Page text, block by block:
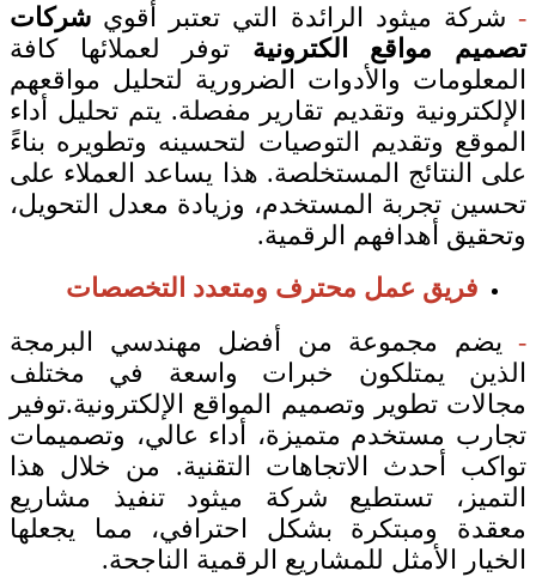
- شركة ميثود الرائدة التي تعتبر أقوي شركات
تصميم مواقع الكترونية توفر لعملائها كافة
المعلومات والأدوات الضرورية لتحليل مواقعهم
الإلكترونية وتقديم تقارير مفصلة. يتم تحليل أداء
الموقع وتقديم التوصيات لتحسينه وتطويره بناءً
على النتائج المستخلصة. هذا يساعد العملاء على
تحسين تجربة المستخدم، وزيادة معدل التحويل،
وتحقيق أهدافهم الرقمية.
فريق عمل محترف ومتعدد التخصصات
- يضم مجموعة من أفضل مهندسي البرمجة
الذين يمتلكون خبرات واسعة في مختلف
مجالات تطوير وتصميم المواقع الإلكترونية.توفير
تجارب مستخدم متميزة، أداء عالي، وتصميمات
تواكب أحدث الاتجاهات التقنية. من خلال هذا
التميز، تستطيع شركة ميثود تنفيذ مشاريع
معقدة ومبتكرة بشكل احترافي، مما يجعلها
الخيار الأمثل للمشاريع الرقمية الناجحة.